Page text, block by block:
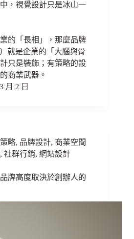
，視覺設計只是冰山一
的「長相」，那麼品牌
就是企業的「大腦與骨
只是裝飾；有策略的設
商業武器。
月 2 日
略, 品牌設計, 商業空間
, 社群行銷, 網站設計
牌高度取決於創辦人的